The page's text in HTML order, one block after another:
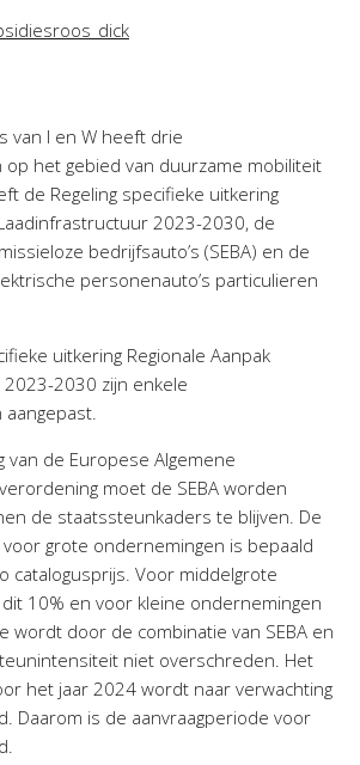
roos_dick
van I en W heeft drie
op het gebied van duurzame mobiliteit
de Regeling specifieke uitkering
2023-2030, de
bedrijfsauto’s (SEBA) en de
personenauto’s particulieren
uitkering Regionale Aanpak
2030 zijn enkele
van de Europese Algemene
moet de SEBA worden
de staatssteunkaders te blijven. De
grote ondernemingen is bepaald
catalogusprijs. Voor middelgrote
10% en voor kleine ondernemingen
wordt door de combinatie van SEBA en
niet overschreden. Het
het jaar 2024 wordt naar verwachting
Daarom is de aanvraagperiode voor